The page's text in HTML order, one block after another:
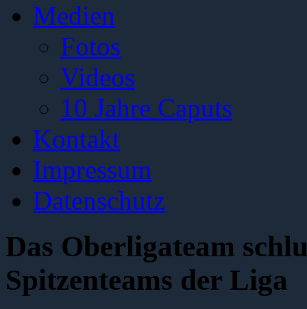
Medien
Fotos
Videos
10 Jahre Caputs
Kontakt
Impressum
Datenschutz
Das Oberligateam
Spitzenteams der Liga